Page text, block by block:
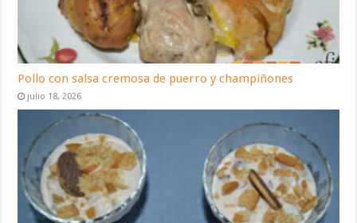
Pollo con salsa cremosa de puerro y champiñones
julio 18, 2026